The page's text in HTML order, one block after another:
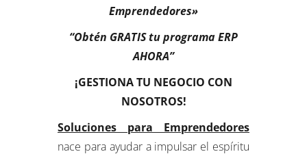
Emprendedores»
“Obtén GRATIS tu programa ERP
AHORA”
¡GESTIONA TU NEGOCIO CON
NOSOTROS!
Soluciones para Emprendedores
nace para ayudar a impulsar el espíritu